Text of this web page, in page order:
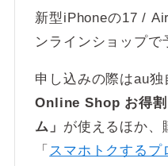
新型iPhoneの17 /
ンラインショップで
申し込みの際はau独
Online Shop お得
ム」 が使えるほか、
「 スマホトクするプ